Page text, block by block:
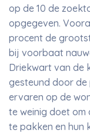
op de 10 de
opgegeven.
procent de
bij voorbaat
Driekwart van de
gesteund door de
ervaren op de
te weinig doet
te pakken en hun